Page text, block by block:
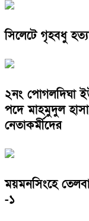
সিলেটে গৃহবধু
২নং পোগলদিঘা
পদে মাহমুদুল
নেতাকর্মীদের
ময়মনসিংহে
-১